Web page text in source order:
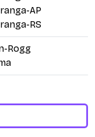
AP
RS
Rogg